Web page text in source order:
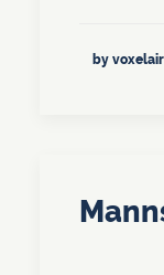
by voxelair